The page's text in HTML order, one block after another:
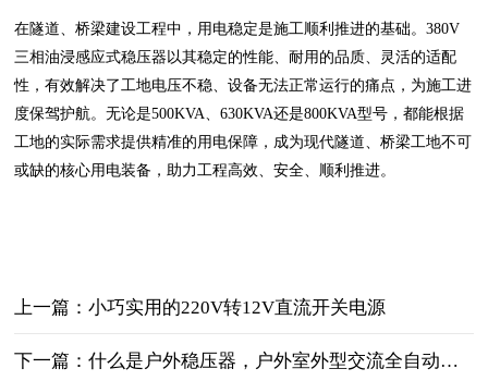
在隧道、桥梁建设工程中，用电稳定是施工顺利推进的基础。380V
三相油浸感应式稳压器以其稳定的性能、耐用的品质、灵活的适配
性，有效解决了工地电压不稳、设备无法正常运行的痛点，为施工进
度保驾护航。无论是500KVA、630KVA还是800KVA型号，都能根据
工地的实际需求提供精准的用电保障，成为现代隧道、桥梁工地不可
或缺的核心用电装备，助力工程高效、安全、顺利推进。
上一篇：小巧实用的220V转12V直流开关电源
下一篇：什么是户外稳压器，户外室外型交流全自动防雨防雷稳压器